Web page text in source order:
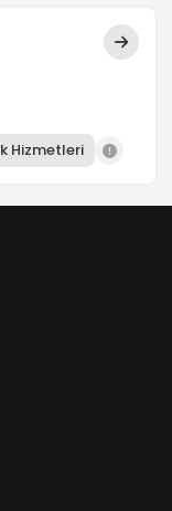
Hizmetleri